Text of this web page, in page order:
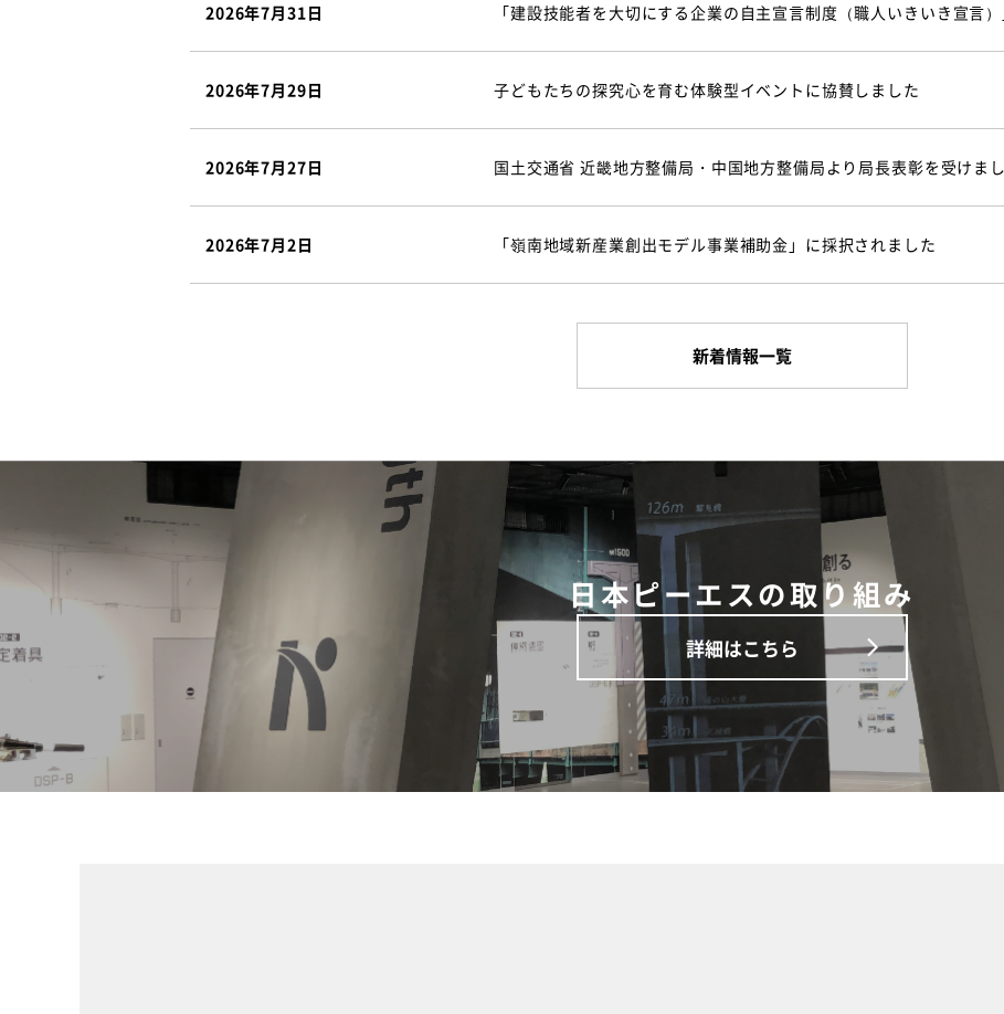
2026年7月31日 「建設技能者を大切にする企業の自主宣言制度（職人いきいき宣言
2026年7月29日 子どもたちの探究心を育む体験型イベントに協賛しました
2026年7月27日 国土交通省 近畿地方整備局・中国地方整備局より局長表彰を受けま
2026年7月2日 「嶺南地域新産業創出モデル事業補助金」に採択されました
新着情報一覧
日本ピーエスの取り組み
詳細はこちら